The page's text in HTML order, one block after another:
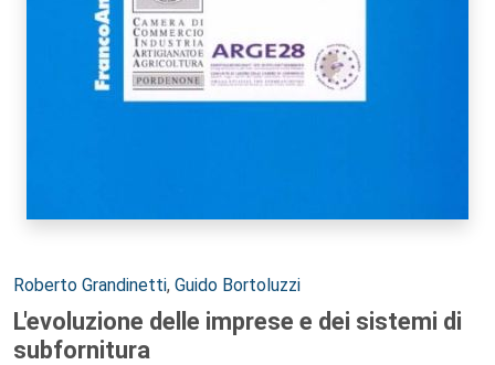
Autori:
Roberto Grandinetti, Guido Bortoluzzi
L'evoluzione delle imprese e dei sistemi di
subfornitura